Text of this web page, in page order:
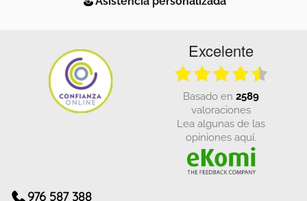
Excelente
basado en 2589
valoraciones
Lea algunas de las
opiniones aquí.
976 587 388